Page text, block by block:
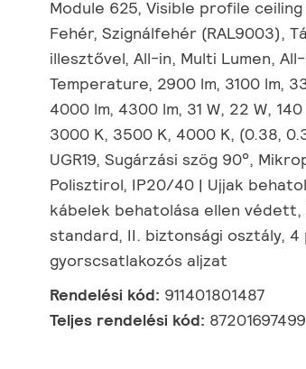
Module 625, Visible profile
Fehér, Szignálfehér (RAL9003),
illesztővel, All-in, Multi Lumen,
Temperature, 2900 lm, 3100 lm,
4000 lm, 4300 lm, 31 W, 22 W,
3000 K, 3500 K, 4000 K, (0.38,
UGR19, Sugárzási szög 90°,
Polisztirol, IP20/40 | Ujjak
kábelek behatolása ellen védett,
standard, II. biztonsági osztály, 4
gyorscsatlakozós aljzat
Rendelési kód: 911401801487
Teljes rendelési kód: